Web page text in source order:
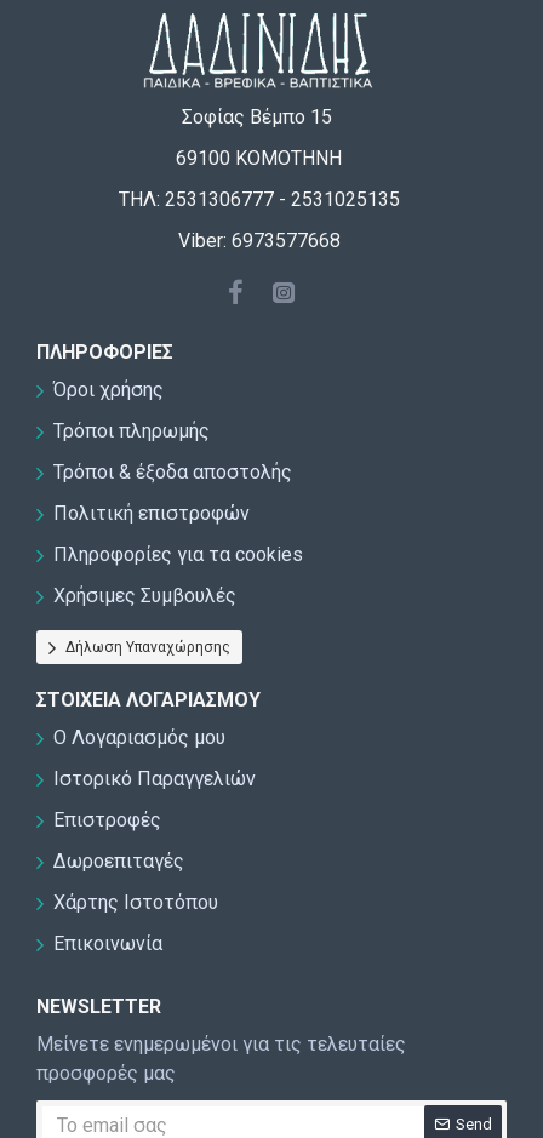
Σοφίας Βέμπο 15
69100 ΚΟΜΟΤΗΝΗ
ΤΗΛ: 2531306777 - 2531025135
Viber: 6973577668
ΠΛΗΡΟΦΟΡΊΕΣ
Όροι χρήσης
Τρόποι πληρωμής
Τρόποι & έξοδα αποστολής
Πολιτική επιστροφών
Πληροφορίες για τα cookies
Χρήσιμες Συμβουλές
Δήλωση Υπαναχώρησης
ΣΤΟΙΧΕΊΑ ΛΟΓΑΡΙΑΣΜΟΎ
Ο Λογαριασμός μου
Ιστορικό Παραγγελιών
Επιστροφές
Δωροεπιταγές
Χάρτης Ιστοτόπου
Επικοινωνία
NEWSLETTER
Μείνετε ενημερωμένοι για τις τελευταίες
προσφορές μας
Send